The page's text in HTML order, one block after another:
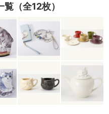
（全12枚）